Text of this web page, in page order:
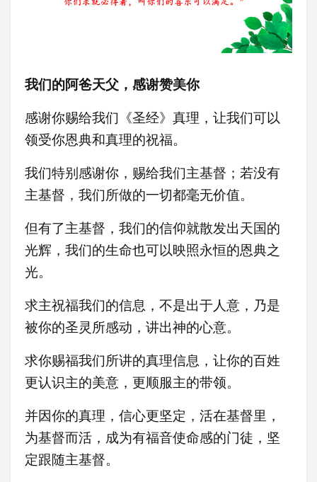
我们的阿爸天父，感谢赞美你
感谢你赐给我们《圣经》真理，让我们可以
领受你恩典和真理的祝福。
我们特别感谢你，赐给我们主基督；若没有
主基督，我们所做的一切都毫无价值。
但有了主基督，我们的信仰就散发出天国的
光辉，我们的生命也可以映照永恒的恩典之
光。
求主祝福我们的信息，不是出于人意，乃是
被你的圣灵所感动，讲出神的心意。
求你赐福我们所讲的真理信息，让你的百姓
更认识主的美意，更顺服主的带领。
并因你的真理，信心更坚定，活在基督里，
为基督而活，成为有福音使命感的门徒，坚
定跟随主基督。